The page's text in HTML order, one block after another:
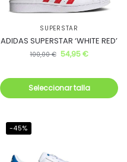
SUPERSTAR
ADIDAS SUPERSTAR ‘WHITE RED’
100,00€ 54,95€
Seleccionar talla
-45%